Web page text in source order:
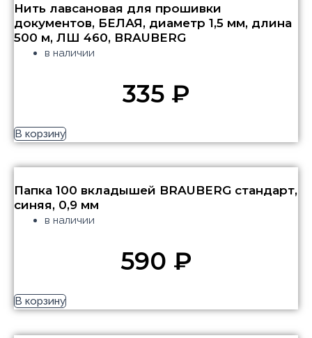
Нить лавсановая для прошивки
документов, БЕЛАЯ, диаметр 1,5 мм, длина
500 м, ЛШ 460, BRAUBERG
в наличии
335 ₽
В корзину
Папка 100 вкладышей BRAUBERG стандарт,
синяя, 0,9 мм
в наличии
590 ₽
В корзину